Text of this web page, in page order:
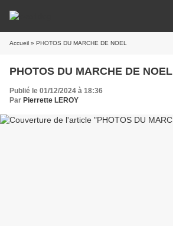
Accueil » PHOTOS DU MARCHE DE NOEL
PHOTOS DU MARCHE DE NOEL
Publié le 01/12/2024 à 18:36
Par Pierrette LEROY